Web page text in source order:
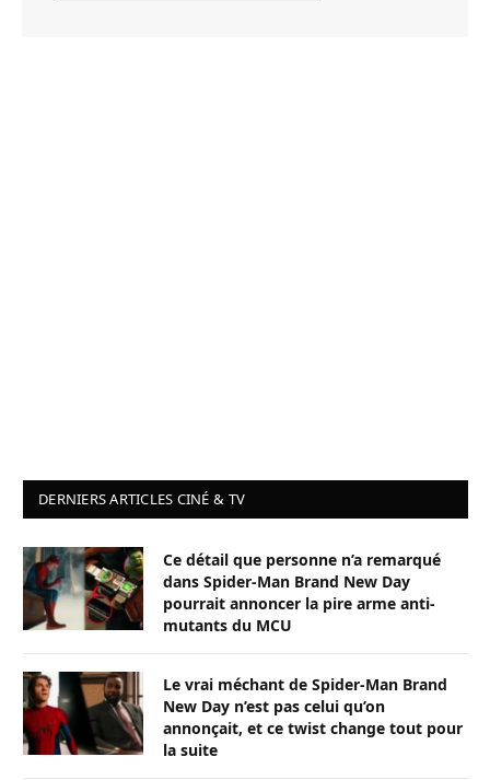
DERNIERS ARTICLES CINÉ & TV
Ce détail que personne n’a remarqué
dans Spider-Man Brand New Day
pourrait annoncer la pire arme anti-
mutants du MCU
Le vrai méchant de Spider-Man Brand
New Day n’est pas celui qu’on
annonçait, et ce twist change tout pour
la suite